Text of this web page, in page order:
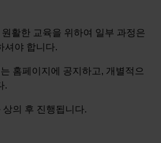
활한 교육을 위하여 일부 과정은
셔야 합니다.
홈페이지에 공지하고, 개별적으
.
의 후 진행됩니다.